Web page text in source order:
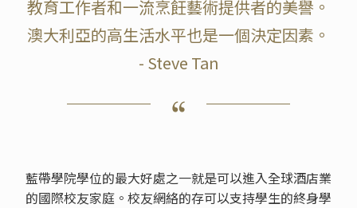
教育工作者和一流烹飪藝術提供者的美譽。
澳大利亞的高生活水平也是一個決定因素。
- Steve Tan
藍帶學院學位的最大好處之一就是可以進入全球酒店業
的國際校友家庭。校友網絡的存可以支持學生的終身學